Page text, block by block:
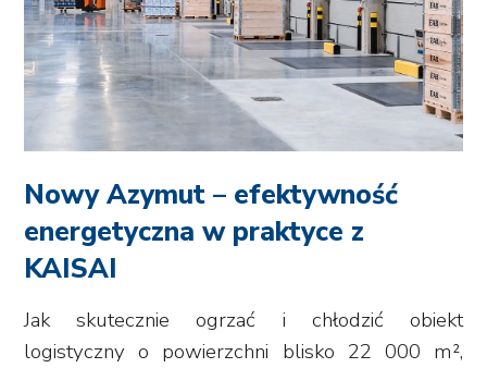
Nowy Azymut – efektywność
energetyczna w praktyce z
KAISAI
Jak skutecznie ogrzać i chłodzić obiekt
logistyczny o powierzchni blisko 22 000 m²,